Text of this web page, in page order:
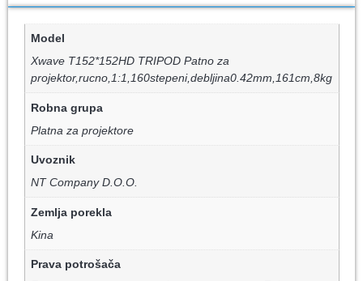
Model
Xwave T152*152HD TRIPOD Patno za
projektor,rucno,1:1,160stepeni,debljina0.42mm,161cm,8kg
Robna grupa
Platna za projektore
Uvoznik
NT Company D.O.O.
Zemlja porekla
Kina
Prava potrošača